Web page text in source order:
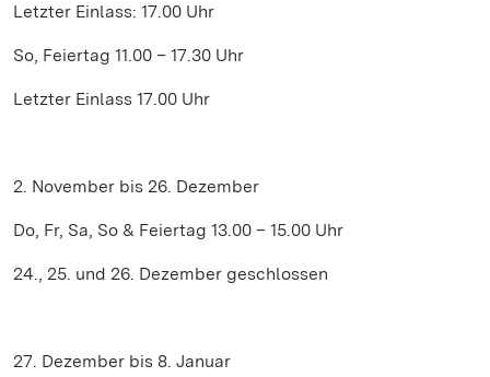
Letzter Einlass: 17.00 Uhr
So, Feiertag 11.00 – 17.30 Uhr
Letzter Einlass 17.00 Uhr
2. November bis 26. Dezember
Do, Fr, Sa, So & Feiertag 13.00 – 15.00 Uhr
24., 25. und 26. Dezember geschlossen
27. Dezember bis 8. Januar